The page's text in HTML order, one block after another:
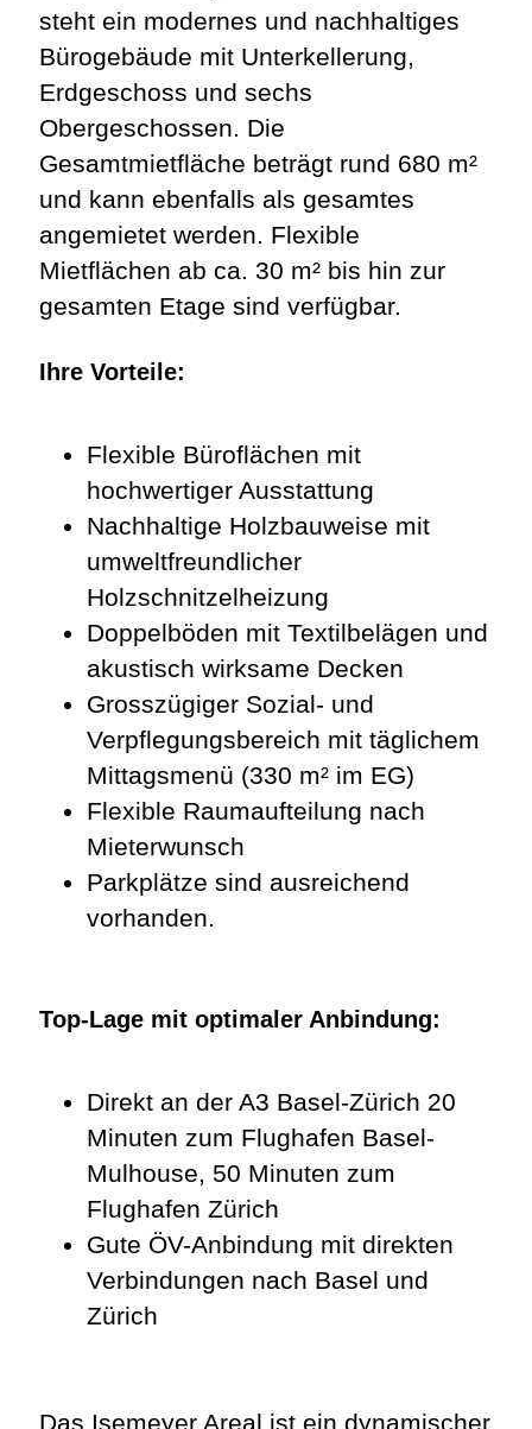
steht ein modernes und nachhaltiges
Bürogebäude mit Unterkellerung,
Erdgeschoss und sechs
Obergeschossen. Die
Gesamtmietfläche beträgt rund 680 m²
und kann ebenfalls als gesamtes
angemietet werden. Flexible
Mietflächen ab ca. 30 m² bis hin zur
gesamten Etage sind verfügbar.
Ihre Vorteile:
Flexible Büroflächen mit
hochwertiger Ausstattung
Nachhaltige Holzbauweise mit
umweltfreundlicher
Holzschnitzelheizung
Doppelböden mit Textilbelägen und
akustisch wirksame Decken
Grosszügiger Sozial- und
Verpflegungsbereich mit täglichem
Mittagsmenü (330 m² im EG)
Flexible Raumaufteilung nach
Mieterwunsch
Parkplätze sind ausreichend
vorhanden.
Top-Lage mit optimaler Anbindung:
Direkt an der A3 Basel-Zürich 20
Minuten zum Flughafen Basel-
Mulhouse, 50 Minuten zum
Flughafen Zürich
Gute ÖV-Anbindung mit direkten
Verbindungen nach Basel und
Zürich
Das Isemeyer Areal ist ein dynamischer